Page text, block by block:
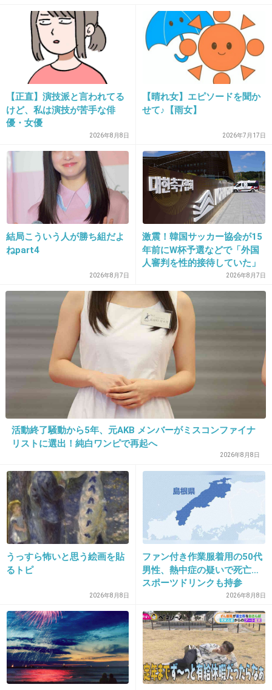
絶叫マシーンが高速で落ちる瞬間心臓がフワッ
とする
表現するのが難しいσ^_^;
2013/11/26(火) 21:45:09
ゴミ箱があふれてて汚い
レストランが激混みで使用済み食器の山が見え
トイレットペーパーが補充されていない
↑けっこうありがちです。衛生面を徹底してほ
+55 -4
2013/11/26(火) 21:45:15
ディズニーでがむしゃらに買ったお土産。
家に着いて我に帰ると無駄使いしたと後悔する
+211
四人乗りのアトラクションで
誰が一人で座るか
モメる
+66
本格的なお化け屋敷としょぼいお化け屋敷があ
る。
+42 -1
【正直】演技派と言われてる
けど、私は演技が苦手な俳
優・女優
2026年8月8日
【晴れ女】エピソードを聞か
せて♪【雨女】
2026年7月17日
結局こういう人が勝ち組だよ
ねpart4
2026年8月7日
激震！韓国サッカー協会が15
年前にW杯予選などで「外国
人審判を性的接待していた」
疑惑のスキャンダルが発覚！
7試合20人が対象で日本人審
判が含まれていたとの指摘
も…
2026年8月7日
活動終了騒動から5年、元AKB メンバーがミスコンファイナ
リストに選出！純白ワンピで再起へ
2026年8月8日
うっすら怖いと思う絵画を貼
るトピ
2026年8月8日
ファン付き作業服着用の50代
男性、熱中症の疑いで死亡…
スポーツドリンクも持参
2026年8月8日